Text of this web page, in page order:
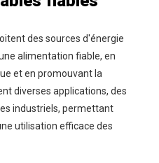
des sources d'énergie
alimentation fiable, en
et en promouvant la
diverses applications, des
industriels, permettant
utilisation efficace des